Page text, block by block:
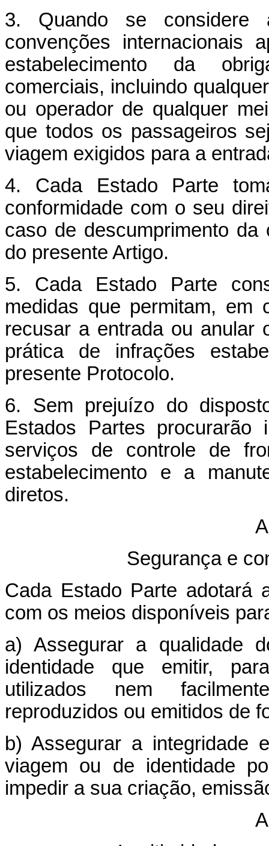
3. Quando se considere
convenções internacionais
estabelecimento da
comerciais, incluindo
ou operador de qualquer
que todos os passageiros
viagem exigidos para a
4. Cada Estado Parte
conformidade com o seu
caso de descumprimento
do presente Artigo.
5. Cada Estado Parte
medidas que permitam, em
recusar a entrada ou anular
prática de infrações
presente Protocolo.
6. Sem prejuízo do
Estados Partes procurarão
serviços de controle de
estabelecimento e a
diretos.
Segurança e
Cada Estado Parte adotará
com os meios disponíveis
a) Assegurar a qualidade
identidade que emitir,
utilizados nem
reproduzidos ou emitidos de
b) Assegurar a integridade
viagem ou de identidade
impedir a sua criação,